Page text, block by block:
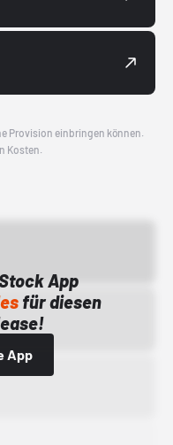
Provision einbringen können.
Kosten.
App
für diesen
App